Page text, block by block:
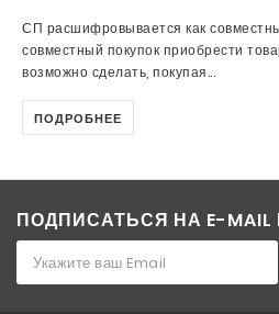
СП расшифровывается как
совместный покупок приобрести
возможно сделать, покупая...
ПОДРОБНЕЕ
ПОДПИСАТЬСЯ НА E-